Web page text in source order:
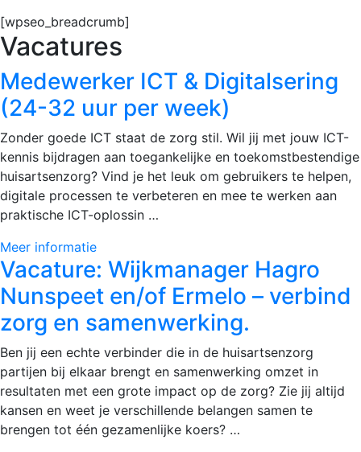
[wpseo_breadcrumb]
Vacatures
Medewerker ICT & Digitalsering
(24-32 uur per week)
Zonder goede ICT staat de zorg stil. Wil jij met jouw ICT-
kennis bijdragen aan toegankelijke en toekomstbestendige
huisartsenzorg? Vind je het leuk om gebruikers te helpen,
digitale processen te verbeteren en mee te werken aan
praktische ICT-oplossin …
Meer informatie
Vacature: Wijkmanager Hagro
Nunspeet en/of Ermelo – verbind
zorg en samenwerking.
Ben jij een echte verbinder die in de huisartsenzorg
partijen bij elkaar brengt en samenwerking omzet in
resultaten met een grote impact op de zorg? Zie jij altijd
kansen en weet je verschillende belangen samen te
brengen tot één gezamenlijke koers? …